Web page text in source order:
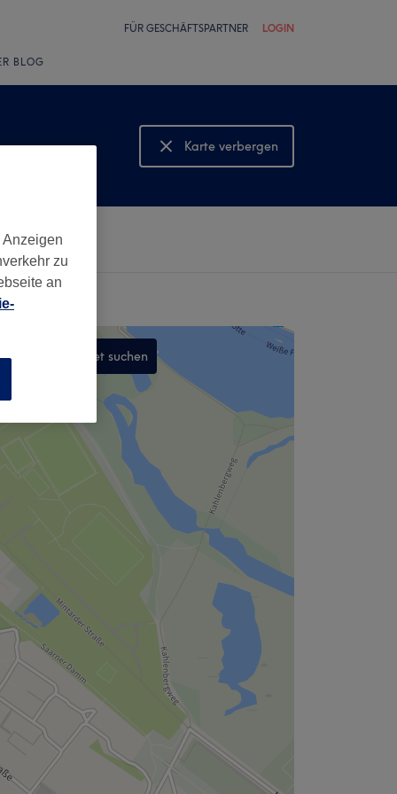
FÜR GESCHÄFTSPARTNER LOGIN
BLOG
Karte verbergen
Karte anzeigen
In diesem Gebiet suchen
zu
an